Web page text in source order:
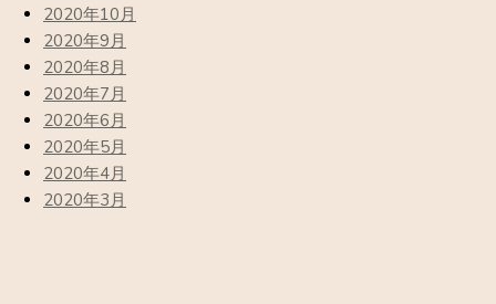
2020年10月
2020年9月
2020年8月
2020年7月
2020年6月
2020年5月
2020年4月
2020年3月